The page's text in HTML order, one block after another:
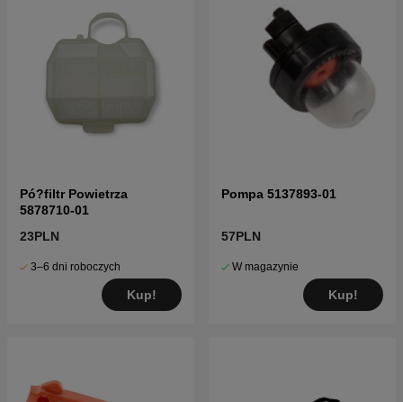
Pó?filtr Powietrza
5878710-01
23PLN
3–6 dni roboczych
Kup!
Pompa 5137893-01
57PLN
W magazynie
Kup!